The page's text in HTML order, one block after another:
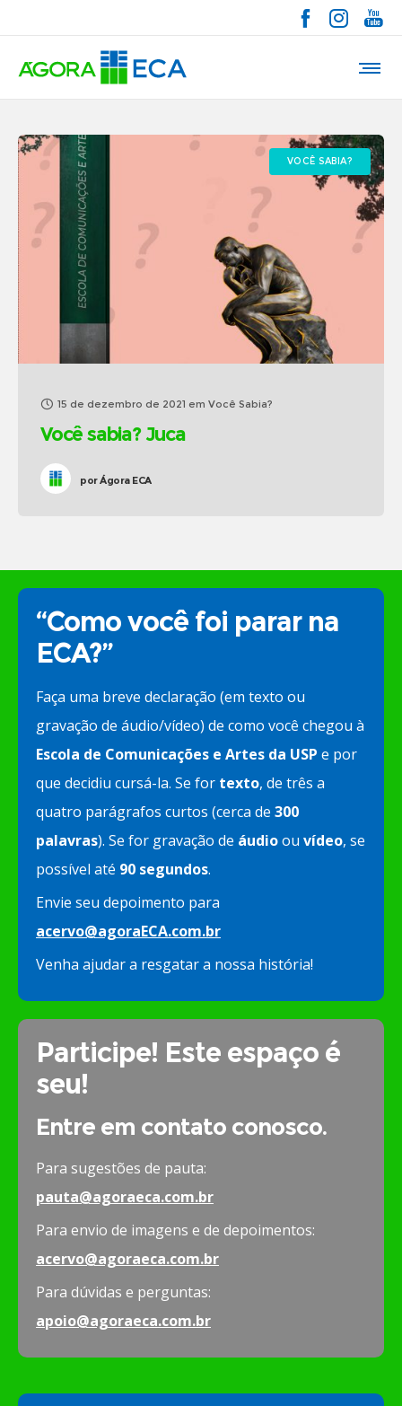
VOCÊ SABIA?
15 de dezembro de 2021 em Você Sabia?
Você sabia? Juca
porÁgora ECA
“Como você foi parar na
ECA?”
Faça uma breve declaração (em texto ou
gravação de áudio/vídeo) de como você chegou à
Escola de Comunicações e Artes da USP e por
que decidiu cursá-la. Se for texto, de três a
quatro parágrafos curtos (cerca de 300
palavras). Se for gravação de áudioou vídeo, se
possível até 90 segundos.
Envie seu depoimento para
acervo@agoraECA.com.br
Venha ajudar a resgatar a nossa história!
Participe! Este espaço é
seu!
Entre em contato conosco.
Para sugestões de pauta:
pauta@agoraeca.com.br
Para envio de imagens e de depoimentos:
acervo@agoraeca.com.br
Para dúvidas e perguntas:
apoio@agoraeca.com.br